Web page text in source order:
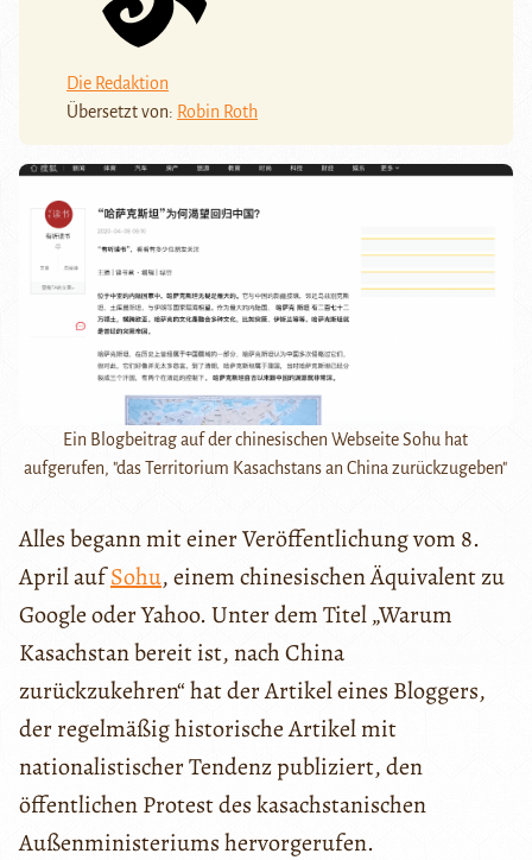
Die Redaktion
Übersetzt von: Robin Roth
Ein Blogbeitrag auf der chinesischen Webseite Sohu hat
aufgerufen, "das Territorium Kasachstans an China zurückzugeben"
Alles begann mit einer Veröffentlichung vom 8.
April aufSohu, einem chinesischen Äquivalent zu
Google oder Yahoo. Unter dem Titel „Warum
Kasachstan bereit ist, nach China
zurückzukehren“ hat der Artikel eines Bloggers,
der regelmäßig historische Artikel mit
nationalistischer Tendenz publiziert, den
öffentlichen Protest des kasachstanischen
Außenministeriums hervorgerufen.